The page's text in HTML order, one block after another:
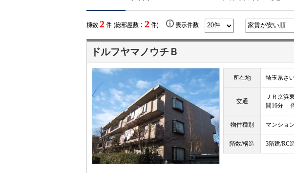
条件から探す 学区から探す 町名から探す
保存した検索条件 賃貸契約までの流れ よ
賃貸管理について 賃貸経営塾 賃貸Q&A
オーナー座談会 賃貸法律相談室
売買物件一覧 購入時の諸費用 購入までの
不動産売却について 住み替え 借地底地
媒介契約の種類 諸費用 仲介と買取の違い
よくある質問
入居者様専用ページ 退去申請フォーム 駐
会社概要 スタッフ紹介 お知らせ
個人情報の取り扱い カスタマーハラスメントに対す
棟数2件 (総部屋数： 2件) 表示件数
ドルフヤマノウチＢ
所在地 埼玉県さ
交通
ＪＲ京浜
間16分
物件種別 マンション
階数/構造 3階建/RC